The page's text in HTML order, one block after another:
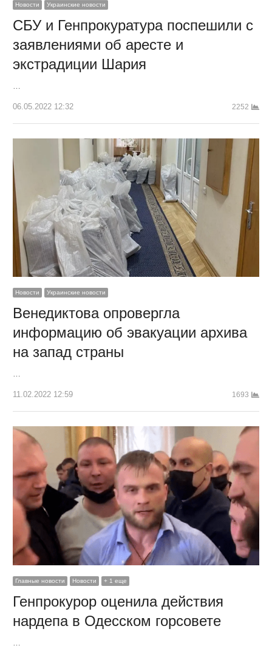
Новости Украинские новости
СБУ и Генпрокуратура поспешили с
заявлениями об аресте и
экстрадиции Шария
06.05.2022 12:32 2252
Новости Украинские новости
Венедиктова опровергла
информацию об эвакуации архива
на запад страны
…
11.02.2022 12:59 1693
Главные новости Новости + 1 еще
Генпрокурор оценила действия
нардепа в Одесском горсовете